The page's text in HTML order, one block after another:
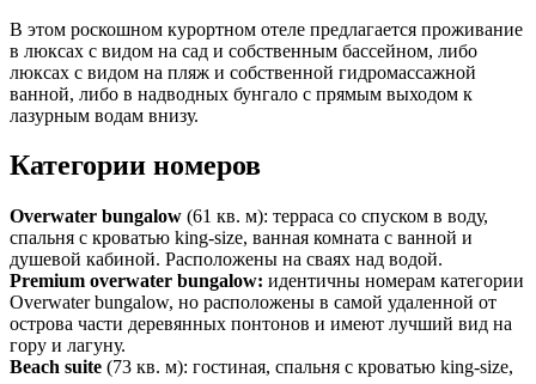
В этом роскошном курортном отеле предлагается проживание
в люксах с видом на сад и собственным бассейном, либо
люксах с видом на пляж и собственной гидромассажной
ванной, либо в надводных бунгало с прямым выходом к
лазурным водам внизу.
Категории номеров
Overwater bungalow (61 кв. м): терраса со спуском в воду,
спальня с кроватью king-size, ванная комната с ванной и
душевой кабиной. Расположены на сваях над водой.
Premium overwater bungalow: идентичны номерам категории
Overwater bungalow, но расположены в самой удаленной от
острова части деревянных понтонов и имеют лучший вид на
гору и лагуну.
Beach suite (73 кв. м): гостиная, спальня с кроватью king-size,